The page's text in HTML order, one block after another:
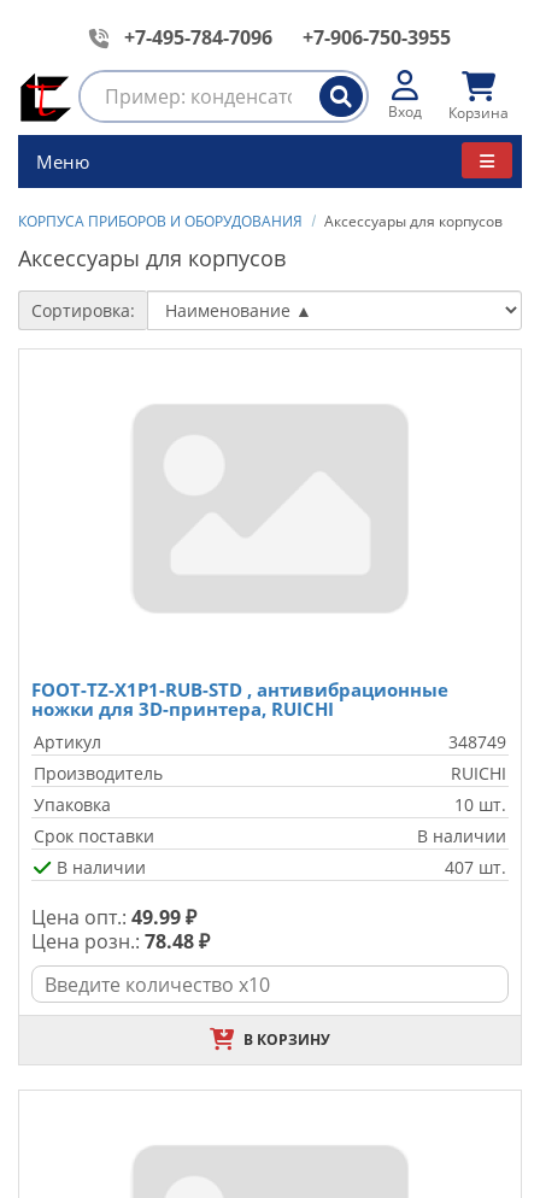
+7-495-784-7096 +7-906-750-3955
Вход Корзина
Меню
КОРПУСА ПРИБОРОВ И ОБОРУДОВАНИЯ Аксессуары для корпусов
Аксессуары для корпусов
Сортировка:
FOOT-TZ-X1P1-RUB-STD , антивибрационные
ножки для 3D-принтера, RUICHI
Артикул
348749
Производитель
RUICHI
Упаковка
10 шт.
Срок поставки
В наличии
В наличии
407 шт.
Цена опт.: 49.99 ₽
Цена розн.: 78.48 ₽
В КОРЗИНУ